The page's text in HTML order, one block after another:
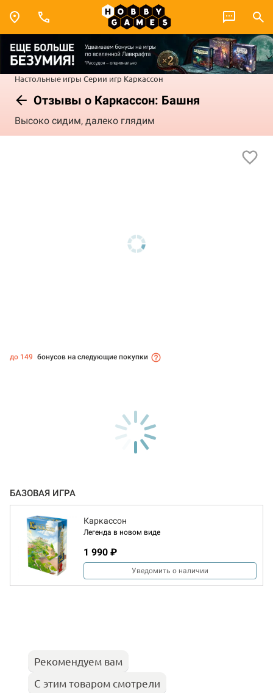
Настольные игры Серии игр Каркассон
Отзывы о Каркассон: Башня
Высоко сидим, далеко глядим
до 149 бонусов на следующие покупки
БАЗОВАЯ ИГРА
Каркассон
Легенда в новом виде
1 990 ₽
Уведомить о наличии
Рекомендуем вам
С этим товаром смотрели